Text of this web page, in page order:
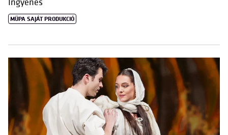
Ingyenes
MÜPA SAJÁT PRODUKCIÓ